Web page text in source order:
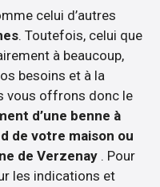
celui d’autres
. Toutefois, celui que
à beaucoup,
besoins et à la
vous offrons donc le
d’une benne à
de votre maison ou
de Verzenay . Pour
les indications et